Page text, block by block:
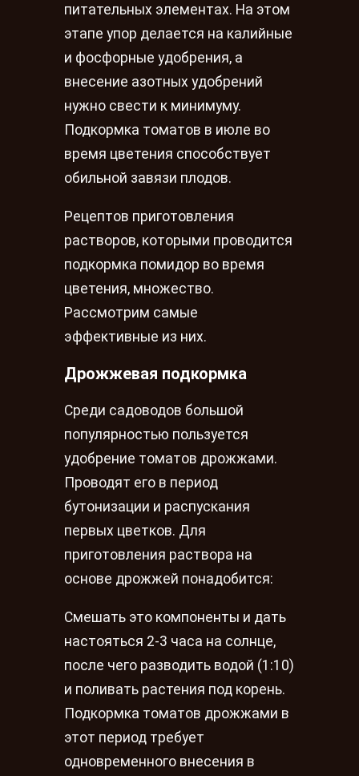
питательных элементах. На этом
этапе упор делается на калийные
и фосфорные удобрения, а
внесение азотных удобрений
нужно свести к минимуму.
Подкормка томатов в июле во
время цветения способствует
обильной завязи плодов.
Рецептов приготовления
растворов, которыми проводится
подкормка помидор во время
цветения, множество.
Рассмотрим самые
эффективные из них.
Дрожжевая подкормка
Среди садоводов большой
популярностью пользуется
удобрение томатов дрожжами.
Проводят его в период
бутонизации и распускания
первых цветков. Для
приготовления раствора на
основе дрожжей понадобится:
Смешать это компоненты и дать
настояться 2-3 часа на солнце,
после чего разводить водой (1:10)
и поливать растения под корень.
Подкормка томатов дрожжами в
этот период требует
одновременного внесения в